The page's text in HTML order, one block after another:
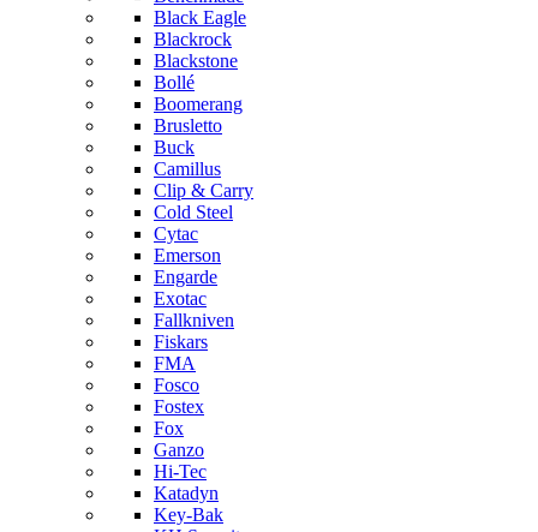
Black Eagle
Blackrock
Blackstone
Bollé
Boomerang
Brusletto
Buck
Camillus
Clip & Carry
Cold Steel
Cytac
Emerson
Engarde
Exotac
Fallkniven
Fiskars
FMA
Fosco
Fostex
Fox
Ganzo
Hi-Tec
Katadyn
Key-Bak